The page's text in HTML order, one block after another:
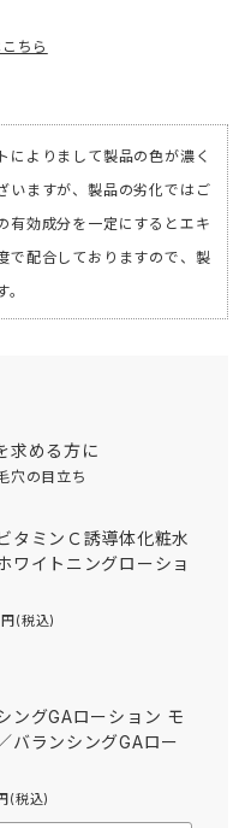
ちら
よりまして製品の色が濃く
いますが、製品の劣化ではご
有効成分を一定にするとエキ
で配合しておりますので、製
求める方に
穴の目立ち
タミンＣ誘導体化粧水
ワイトニングローショ
円(税込)
ングGAローション モ
バランシングGAロー
(税込)